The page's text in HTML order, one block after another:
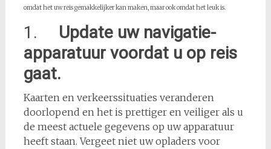
omdat het uw reis gemakkelijker kan maken, maar ook omdat het leuk is.
1. Update uw navigatie-
apparatuur voordat u op reis
gaat.
Kaarten en verkeerssituaties veranderen
doorlopend en het is prettiger en veiliger als u
de meest actuele gegevens op uw apparatuur
heeft staan. Vergeet niet uw opladers voor